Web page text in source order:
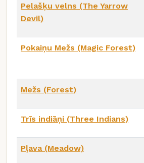
Pelašķu velns (The Yarrow
Devil)
Pokaiņu Mežs (Magic Forest)
Mežs (Forest)
Trīs indiāņi (Three Indians)
Pļava (Meadow)